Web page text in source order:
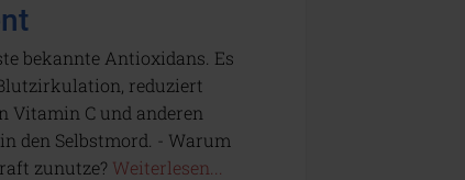
bekannte Antioxidans. Es
reduziert
Vitamin C und anderen
den Selbstmord. - Warum
zunutze? Weiterlesen...